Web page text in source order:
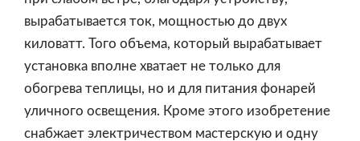
вырабатывается ток, мощностью до двух
киловатт. Того объема, который вырабатывает
установка вполне хватает не только для
обогрева теплицы, но и для питания фонарей
уличного освещения. Кроме этого изобретение
снабжает электричеством мастерскую и одну